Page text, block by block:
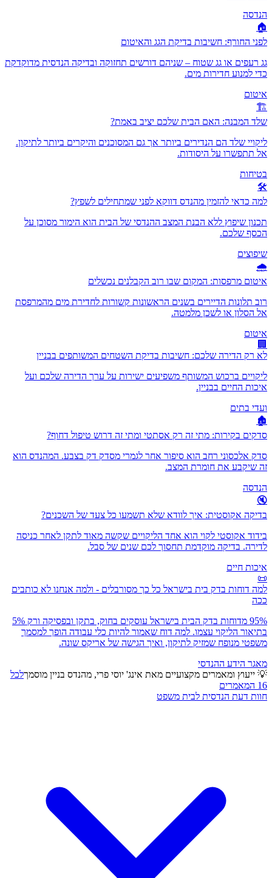
הנדסה
🏠
לפני החורף: חשיבות בדיקת הגג והאיטום
גג רעפים או גג שטוח – שניהם דורשים תחזוקה ובדיקה הנדסית מדוקדקת
כדי למנוע חדירות מים.
איטום
🏗️
שלד המבנה: האם הבית שלכם יציב באמת?
ליקויי שלד הם הנדירים ביותר אך גם המסוכנים והיקרים ביותר לתיקון.
אל תתפשרו על היסודות.
בטיחות
🛠️
למה כדאי להזמין מהנדס דווקא לפני שמתחילים לשפץ?
תכנון שיפוץ ללא הבנת המצב ההנדסי של הבית הוא הימור מסוכן על
הכסף שלכם.
שיפוצים
🌧️
איטום מרפסות: המקום שבו רוב הקבלנים נכשלים
רוב תלונות הדיירים בשנים הראשונות קשורות לחדירת מים מהמרפסת
אל הסלון או לשכן מלמטה.
איטום
🏢
לא רק הדירה שלכם: חשיבות בדיקת השטחים המשותפים בבניין
ליקויים ברכוש המשותף משפיעים ישירות על ערך הדירה שלכם ועל
איכות החיים בבניין.
ועדי בתים
🏚️
סדקים בקירות: מתי זה רק אסתטי ומתי זה דרוש טיפול דחוף?
סדק אלכסוני רחב הוא סיפור אחר לגמרי מסדק דק בצבע. המהנדס הוא
זה שיקבע את חומרת המצב.
הנדסה
🔇
בדיקה אקוסטית: איך לוודא שלא תשמעו כל צעד של השכנים?
בידוד אקוסטי לקוי הוא אחד הליקויים שקשה מאוד לתקן לאחר כניסה
לדירה. בדיקה מוקדמת תחסוך לכם שנים של סבל.
איכות חיים
📜
למה דוחות בדק בית בישראל כל כך מסורבלים - ולמה אנחנו לא כותבים
ככה
95% מדוחות בדק הבית בישראל עוסקים בחוק, בתקן ובפסיקה ורק 5%
בתיאור הליקוי עצמו. למה דוח שאמור להיות כלי עבודה הופך למסמך
משפטי מנופח שמזיק לתיקון, ואיך הגישה של אריקס שונה.
מאגר הידע ההנדסי
💡 ייעוץ ומאמרים מקצועיים מאת אינג' יוסי פרי, מהנדס בניין מוסמךלכל
16 המאמרים
חוות דעת הנדסית לבית משפט